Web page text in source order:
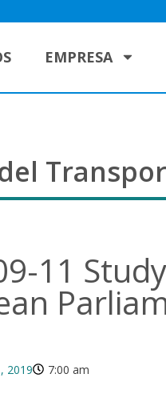
EMPRESA
11
2019 7:00 am